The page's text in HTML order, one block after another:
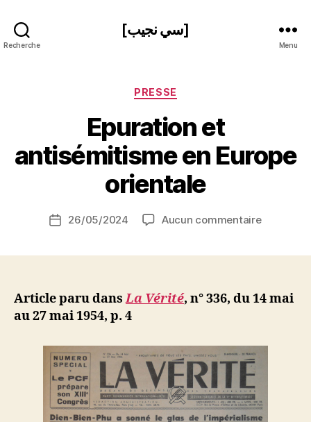
Recherche
[سي نجيب]
Menu
Catégories
PRESSE
Epuration et
antisémitisme en Europe
orientale
de
a
S
N
Date26/05/2024 Aucun commentairesur
Europe
Article paru dansLa Vérité, n° 336, du 14 mai
au 27 mai 1954, p. 4